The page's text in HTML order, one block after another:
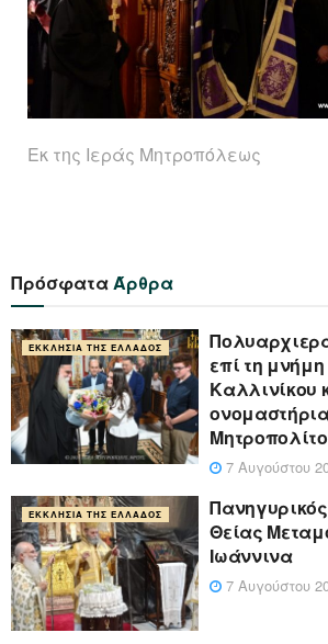
Εκ της Ιεράς Μητροπόλεως
ΠρόσφαταΆρθρα
ΕΚΚΛΗΣΊΑ ΤΗΣ ΕΛΛΆΔΟΣ
επί τη
Καλλινίκου
7 Αυγούστου
ΕΚΚΛΗΣΊΑ ΤΗΣ ΕΛΛΆΔΟΣ
Θείας
Ιωάννινα
7 Αυγούστου